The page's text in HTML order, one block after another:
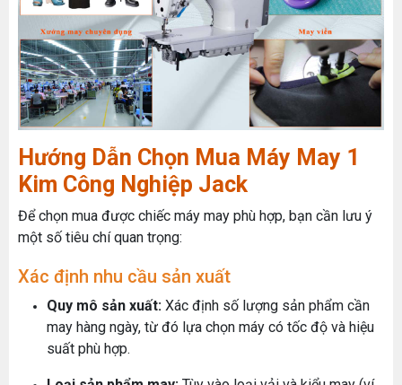
Hướng Dẫn Chọn Mua Máy May 1
Kim Công Nghiệp Jack
Để chọn mua được chiếc máy may phù hợp, bạn cần lưu ý
một số tiêu chí quan trọng:
Xác định nhu cầu sản xuất
Quy mô sản xuất: Xác định số lượng sản phẩm cần
may hàng ngày, từ đó lựa chọn máy có tốc độ và hiệu
suất phù hợp.